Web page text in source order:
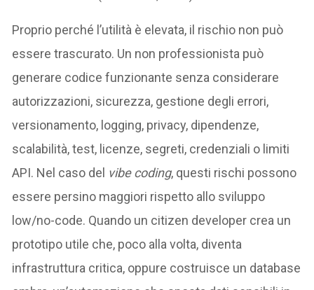
Proprio perché l’utilità è elevata, il rischio non può
essere trascurato. Un non professionista può
generare codice funzionante senza considerare
autorizzazioni, sicurezza, gestione degli errori,
versionamento, logging, privacy, dipendenze,
scalabilità, test, licenze, segreti, credenziali o limiti
API. Nel caso del vibe coding, questi rischi possono
essere persino maggiori rispetto allo sviluppo
low/no-code. Quando un citizen developer crea un
prototipo utile che, poco alla volta, diventa
infrastruttura critica, oppure costruisce un database